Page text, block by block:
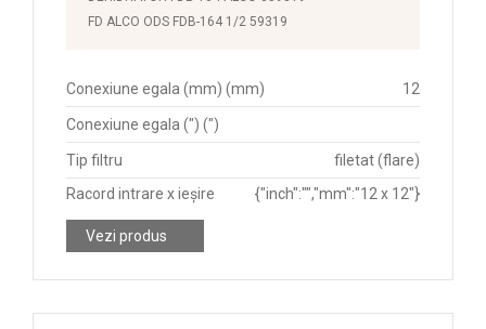
FD ALCO ODS FDB-164 1/2 59319
Conexiune egala (mm) (mm) 12
Conexiune egala (") (")
Tip filtru
filetat (flare)
Racord intrare x ieșire
{"inch":"","mm":"12 x 12"}
Vezi produs